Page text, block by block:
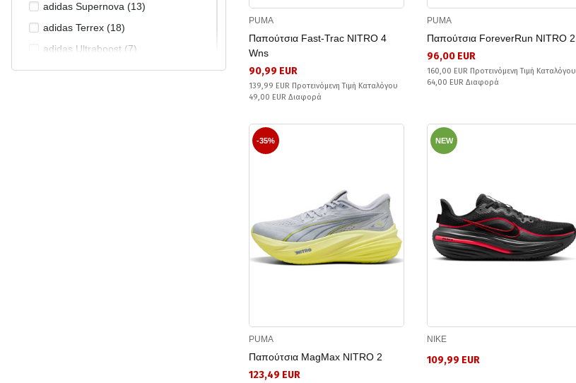
adidas Supernova (13)
adidas Terrex (18)
adidas Ultraboost (7)
adidas X9000 (1)
PUMA
Παπούτσια Fast-Trac NITRO 4
Wns
90,99 EUR
139,99 EUR Προτεινόμενη Τιμή Καταλόγου
49,00 EUR Διαφορά
PUMA
Παπούτσια ForeverRun NITRO 2
96,00 EUR
160,00 EUR Προτεινόμενη Τιμή Καταλόγου
64,00 EUR Διαφορά
-35%
PUMA
Παπούτσια MagMax NITRO 2
123,49 EUR
NEW
NIKE
109,99 EUR